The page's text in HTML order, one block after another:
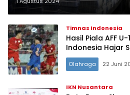
Timnas Indonesia
Hasil Piala AFF
Indonesia Hajar
Olahraga 22 Juni
IKN Nusantara